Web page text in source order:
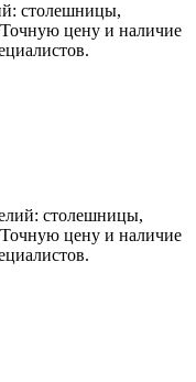
столешницы,
цену и наличие
столешницы,
цену и наличие